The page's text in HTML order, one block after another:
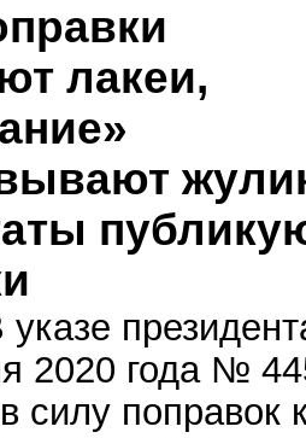
лакеи,
указе
2020 года №
силу поправок